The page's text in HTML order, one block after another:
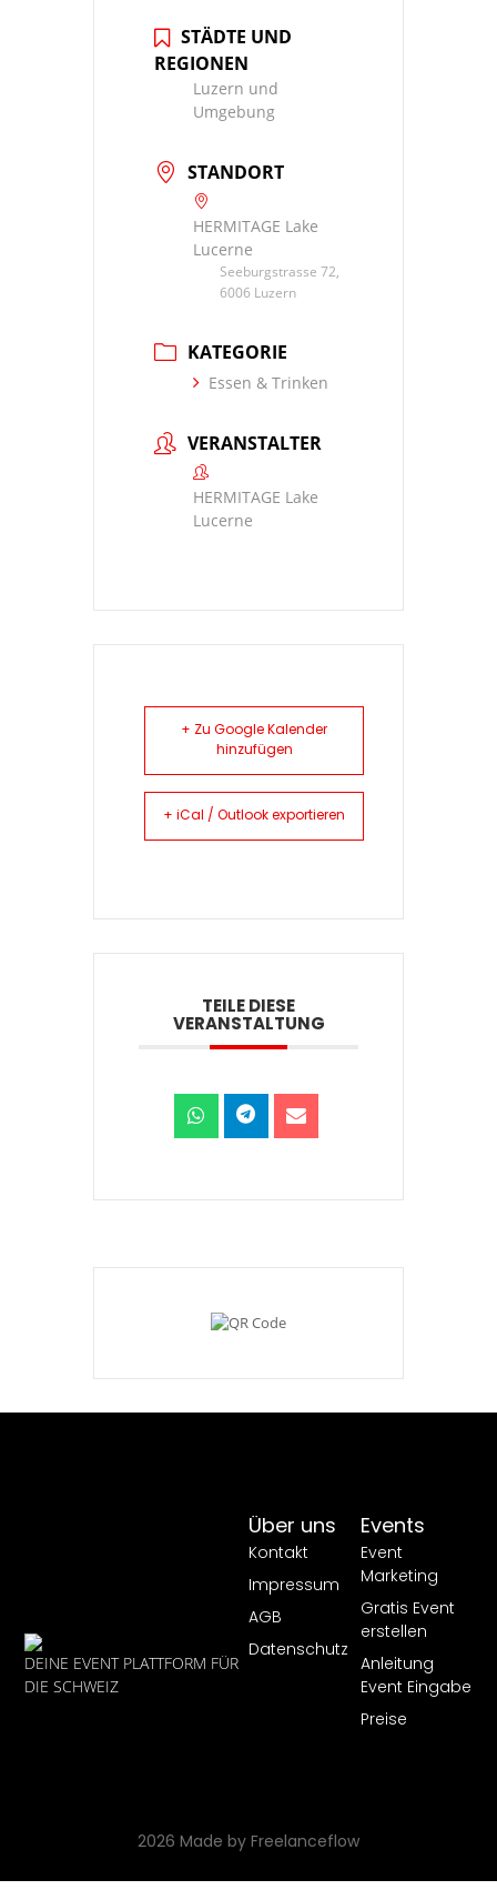
STÄDTE UND
REGIONEN
Luzern und
Umgebung
STANDORT
HERMITAGE Lake
Lucerne
Seeburgstrasse 72,
6006 Luzern
KATEGORIE
Essen & Trinken
VERANSTALTER
HERMITAGE Lake
Lucerne
+ Zu Google Kalender
hinzufügen
+ iCal / Outlook exportieren
TEILE DIESE
VERANSTALTUNG
DEINE EVENT PLATTFORM FÜR
DIE SCHWEIZ
Events
Event
Marketing
Gratis Event
erstellen
Anleitung
Event Eingabe
Preise
Über uns
Kontakt
Impressum
AGB
Datenschutz
2026 Made by Freelanceflow